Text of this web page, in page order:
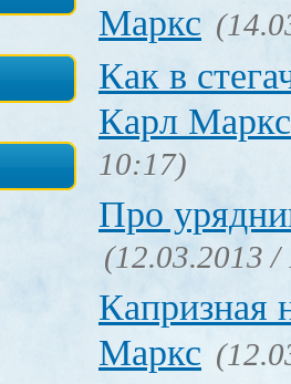
Маркс
Как в
Карл Маркс
10:17)
Про
(12.03.2013 /
Капризная
Маркс